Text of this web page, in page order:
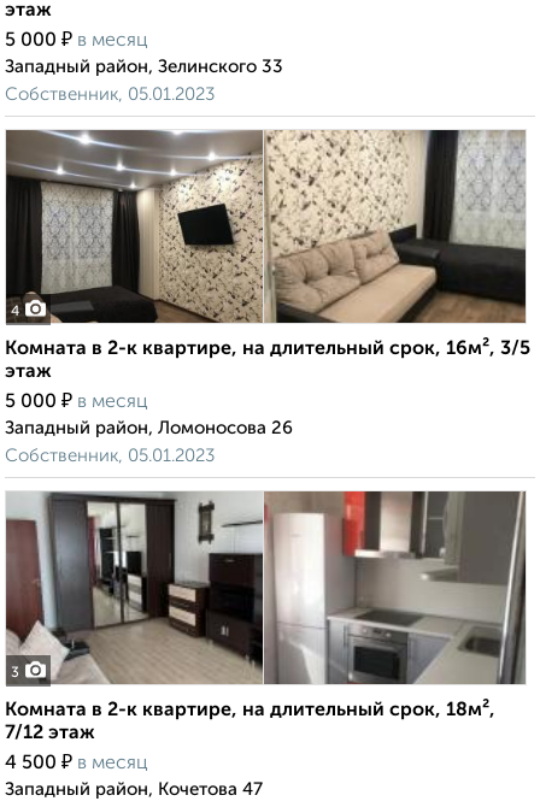
этаж
5 000 ₽ в месяц
Западный район, Зелинского 33
Собственник, 05.01.2023
4
Комната в 2-к квартире, на длительный срок, 16м², 3/5
этаж
5 000 ₽ в месяц
Западный район, Ломоносова 26
Собственник, 05.01.2023
3
Комната в 2-к квартире, на длительный срок, 18м²,
7/12 этаж
4 500 ₽ в месяц
Западный район, Кочетова 47